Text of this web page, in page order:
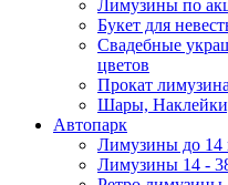
Лимузины по
Букет для
Свадебные
цветов
Прокат
Шары,
Автопарк
Лимузины до 14
Лимузины 14 -